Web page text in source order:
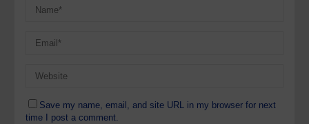
Save my name, email, and site URL in my browser for next
time I post a comment.